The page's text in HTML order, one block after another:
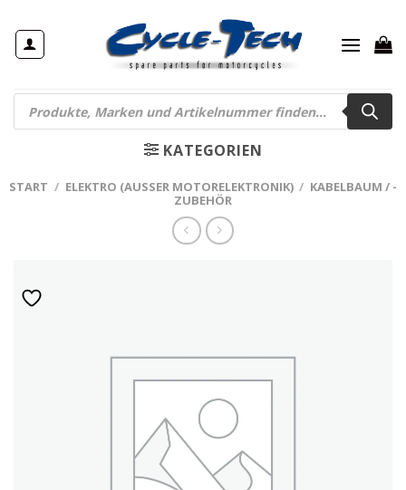
Inhalt
springen
Products
search
KATEGORIEN
START / ELEKTRO (AUSSER MOTORELEKTRONIK) / KABELBAUM / -
ZUBEHÖR